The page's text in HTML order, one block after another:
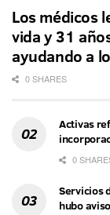
Los médicos
vida y 31
ayudando a
0 SHARES
Activas
0
Servicios
hubo